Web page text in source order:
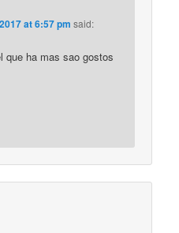
at 6:57 pm said:
que ha mas sao gostos